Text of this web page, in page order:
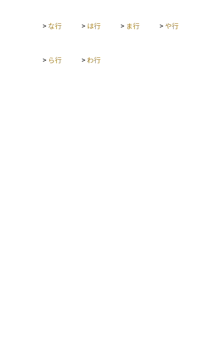
> な行 > は行 > ま行 > や行
> ら行 > わ行